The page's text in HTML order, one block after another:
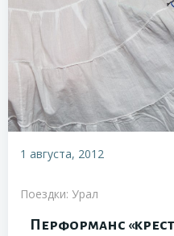
1 августа, 2012
Поездки: Урал
Перформанс